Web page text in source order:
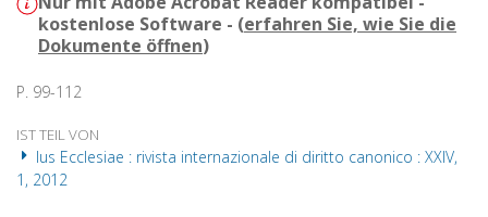
kostenlose Software - (erfahren Sie, wie Sie die
Dokumente öffnen)
P. 99-112
IST TEIL VON
Ius Ecclesiae : rivista internazionale di diritto canonico : XXIV,
1, 2012